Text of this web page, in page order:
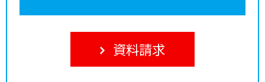
資料請求